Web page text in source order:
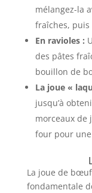
mélangez-la
fraîches, puis
En ravioles :
des pâtes
bouillon de
La joue «
jusqu’à
morceaux de
four pour
La joue de
fondamentale